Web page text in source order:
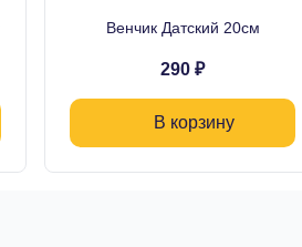
Венчик Датский 20см
290 ₽
В корзину